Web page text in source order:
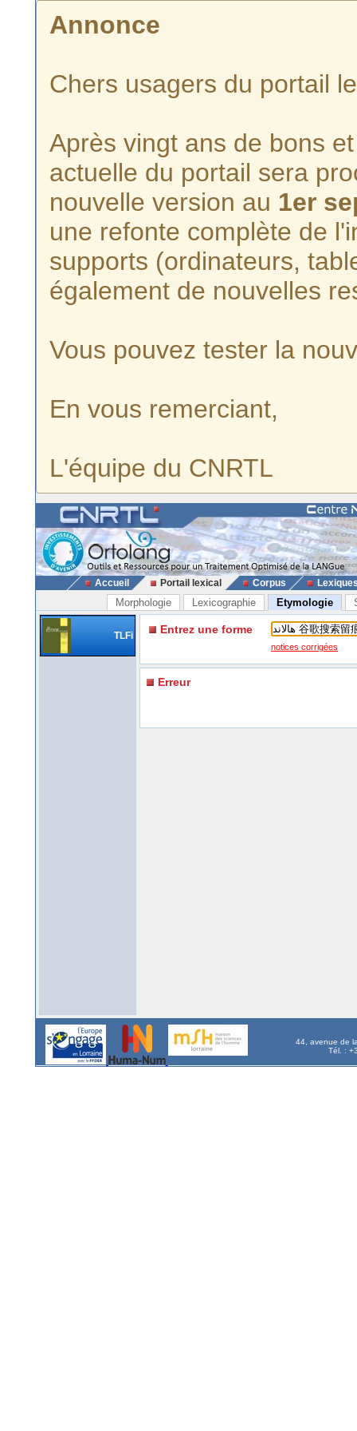
Annonce
Chers usagers du portail
Après vingt ans de bons
actuelle du portail sera
nouvelle version au 1er
une refonte complète de
supports (ordinateurs,
également de nouvelles
Vous pouvez tester la
En vous remerciant,
L'équipe du CNRTL
Accueil Portail lexical Corpus
Morphologie Lexicographie Etymologie
TLFi Entrez une forme
notices corrigées
Erreur
44, avenue de
Tél. :